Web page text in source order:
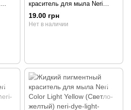
краситель для мыла Neri
Color Red (Красный), 10 грамм
19.00 грн
Нет в наличии